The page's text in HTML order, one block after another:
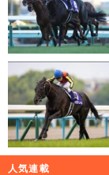
人気連載